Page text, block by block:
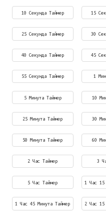
10 Секунда Таймер 15
25 Секунда Таймер 30
40 Секунда Таймер 45
55 Секунда Таймер 1
5 Минута Таймер 10
25 Минута Таймер 30
50 Минута Таймер 60
2 Час Таймер 3
5 Час Таймер 1 Час 15
1 Час 45 Минута Таймер 2 Час 15